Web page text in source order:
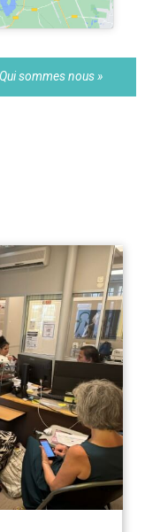
sommes nous »